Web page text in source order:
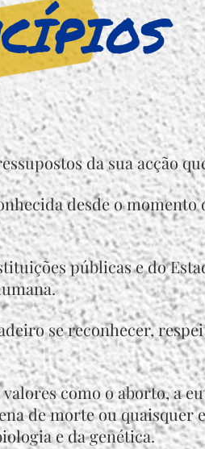
da sua acção
desde o momento
públicas e do
se reconhecer,
como o aborto, a
de morte ou quaisquer
e da genética.